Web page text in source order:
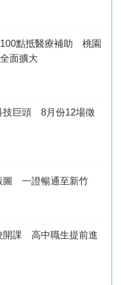
點抵醫療補助 桃園
面擴大
技巨頭 8月份12場徵
圖 一證暢通至新竹
開課 高中職生提前進